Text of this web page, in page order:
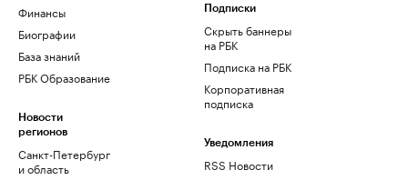
Финансы
Биографии
База знаний
РБК Образование
Новости
регионов
Санкт-Петербург
и область
Подписки
Скрыть баннеры
на РБК
Подписка на РБК
Корпоративная
подписка
Уведомления
RSS Новости